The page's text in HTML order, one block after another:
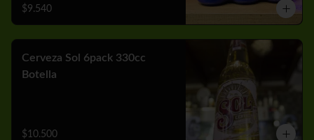
$9.540
Cerveza Sol 6pack 330cc
Botella
$10.500